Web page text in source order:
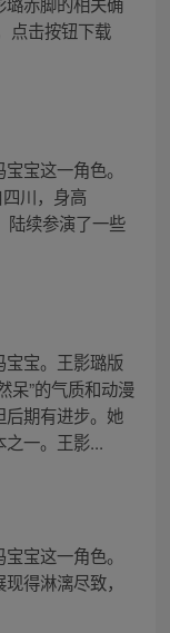
点击按钮下载
宝这一角色。
川，身高
陆续参演了一些
宝。王影璐版
呆”的气质和动漫
后期有进步。她
一。王影...
宝这一角色。
得淋漓尽致，